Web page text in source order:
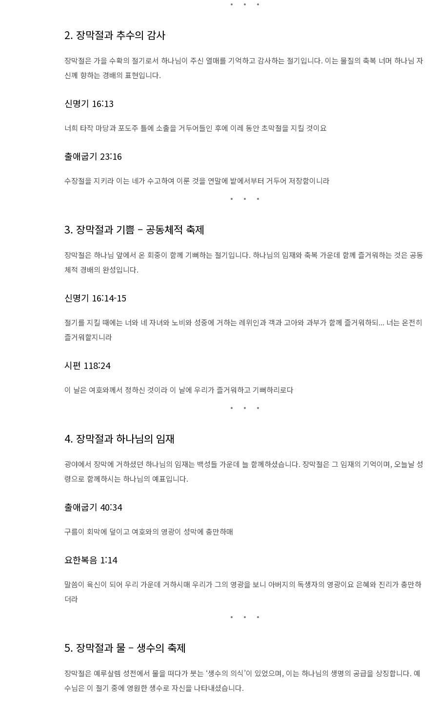
2. 장막절과 추수의 감사
장막절은 가을 수확의 절기로서 하나님이 주신 열매를 기억하고 감사하는 절기입니다. 이는 물질의 축복 너머 하나님 자
신께 향하는 경배의 표현입니다.
신명기 16:13
너희 타작 마당과 포도주 틀에 소출을 거두어들인 후에 이레 동안 초막절을 지킬 것이요
출애굽기 23:16
수장절을 지키라 이는 네가 수고하여 이룬 것을 연말에 밭에서부터 거두어 저장함이니라
3. 장막절과 기쁨 – 공동체적 축제
장막절은 하나님 앞에서 온 회중이 함께 기뻐하는 절기입니다. 하나님의 임재와 축복 가운데 함께 즐거워하는 것은 공동
체적 경배의 완성입니다.
신명기 16:14-15
절기를 지킬 때에는 너와 네 자녀와 노비와 성중에 거하는 레위인과 객과 고아와 과부가 함께 즐거워하되... 너는 온전히
즐거워할지니라
시편 118:24
이 날은 여호와께서 정하신 것이라 이 날에 우리가 즐거워하고 기뻐하리로다
4. 장막절과 하나님의 임재
광야에서 장막에 거하셨던 하나님의 임재는 백성들 가운데 늘 함께하셨습니다. 장막절은 그 임재의 기억이며, 오늘날 성
령으로 함께하시는 하나님의 예표입니다.
출애굽기 40:34
구름이 회막에 덮이고 여호와의 영광이 성막에 충만하매
요한복음 1:14
말씀이 육신이 되어 우리 가운데 거하시매 우리가 그의 영광을 보니 아버지의 독생자의 영광이요 은혜와 진리가 충만하
더라
5. 장막절과 물 – 생수의 축제
장막절은 예루살렘 성전에서 물을 떠다가 붓는 ‘생수의 의식’이 있었으며, 이는 하나님의 생명의 공급을 상징합니다. 예
수님은 이 절기 중에 영원한 생수로 자신을 나타내셨습니다.